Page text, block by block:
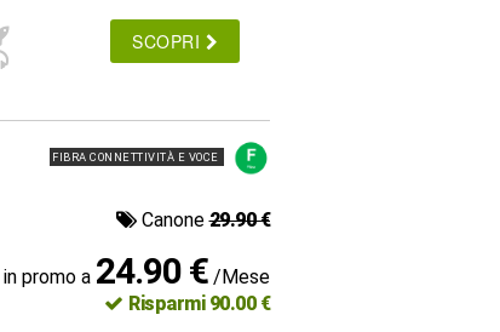
SCOPRI
FIBRA CONNETTIVITÀ E VOCE
Canone29.90 €
in promo a 24.90 € /Mese
Risparmi 90.00 €